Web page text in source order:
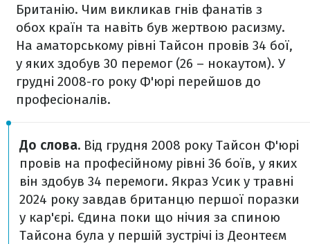
Британію. Чим викликав гнів фанатів з
обох країн та навіть був жертвою расизму.
На аматорському рівні Тайсон провів 34 бої,
у яких здобув 30 перемог (26 – нокаутом). У
грудні 2008-го року Ф'юрі перейшов до
професіоналів.
До слова. Від грудня 2008 року Тайсон Ф'юрі
провів на професійному рівні 36 боїв, у яких
він здобув 34 перемоги. Якраз Усик у травні
2024 року завдав британцю першої поразки
у кар'єрі. Єдина поки що нічия за спиною
Тайсона була у першій зустрічі із Деонтеєм